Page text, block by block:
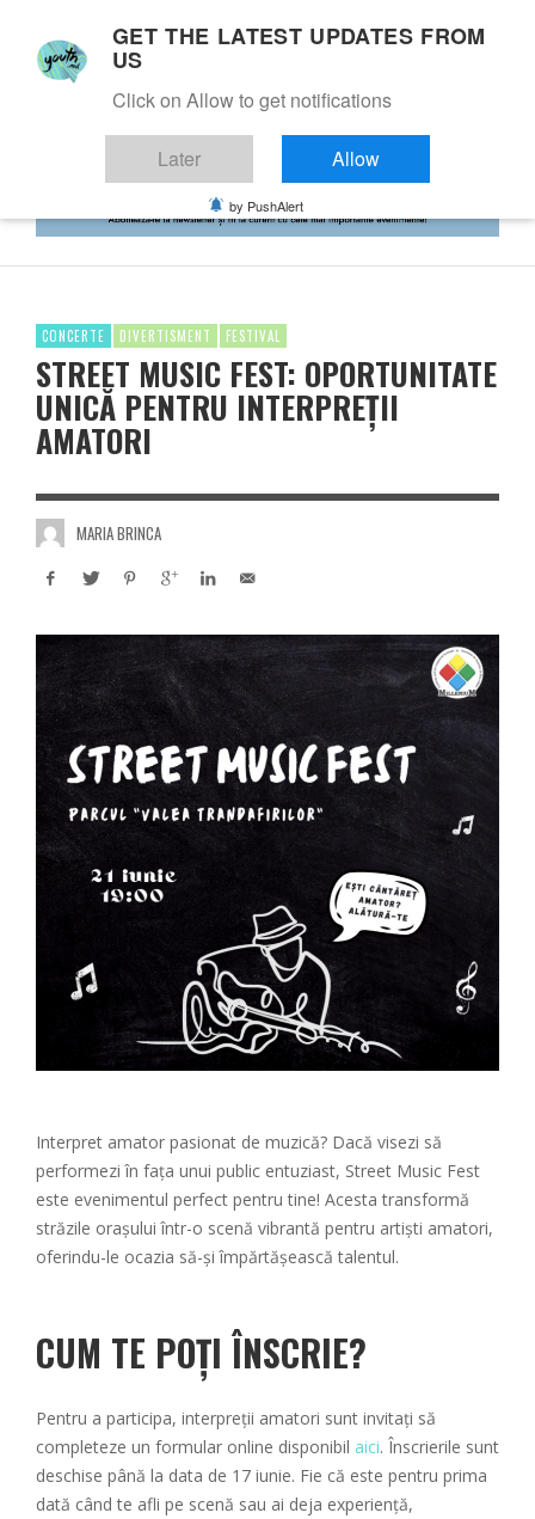
CONCERTE DIVERTISMENT FESTIVAL
STREET MUSIC FEST: OPORTUNITATE
UNICĂ PENTRU INTERPREȚII
AMATORI
MARIA BRINCA
Interpret amator pasionat de muzică? Dacă visezi să
performezi în fața unui public entuziast, Street Music Fest
este evenimentul perfect pentru tine! Acesta transformă
străzile orașului într-o scenă vibrantă pentru artiști amatori,
oferindu-le ocazia să-și împărtășească talentul.
CUM TE POȚI ÎNSCRIE?
Pentru a participa, interpreții amatori sunt invitați să
completeze un formular online disponibil aici. Înscrierile sunt
deschise până la data de 17 iunie. Fie că este pentru prima
dată când te afli pe scenă sau ai deja experiență,
GET THE LATEST UPDATES FROM
US
Click on Allow to get notifications
Later Allow
by PushAlert